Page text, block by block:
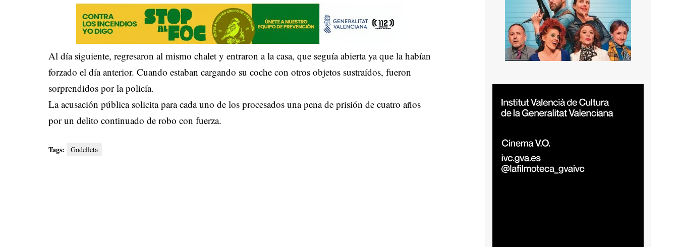
Al día siguiente, regresaron al mismo chalet y entraron a la casa, que seguía abierta ya que la habían
forzado el día anterior. Cuando estaban cargando su coche con otros objetos sustraídos, fueron
sorprendidos por la policía.
La acusación pública solicita para cada uno de los procesados una pena de prisión de cuatro años
por un delito continuado de robo con fuerza.
Tags: Godelleta